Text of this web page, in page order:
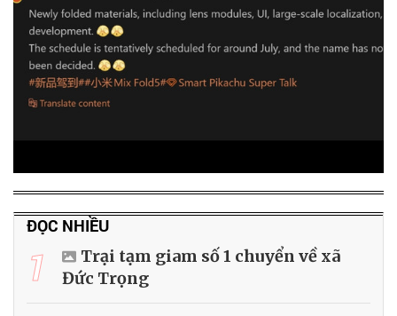
ĐỌC NHIỀU
1
Trại tạm giam số 1 chuyển về xã
Đức Trọng